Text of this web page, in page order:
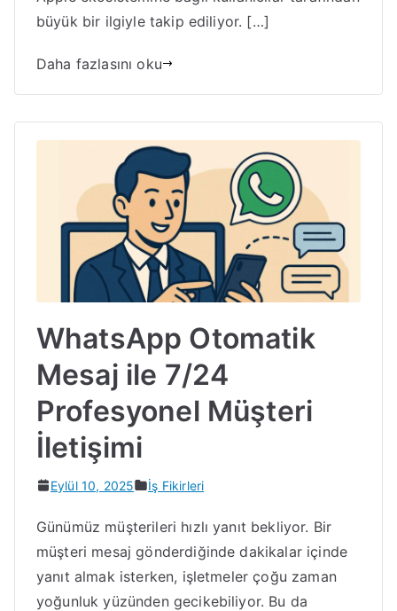
büyük bir ilgiyle takip ediliyor. […]
Daha fazlasını oku
WhatsApp Otomatik
Mesaj ile 7/24
Profesyonel Müşteri
İletişimi
Eylül 10, 2025 İş Fikirleri
Günümüz müşterileri hızlı yanıt bekliyor. Bir
müşteri mesaj gönderdiğinde dakikalar içinde
yanıt almak isterken, işletmeler çoğu zaman
yoğunluk yüzünden gecikebiliyor. Bu da